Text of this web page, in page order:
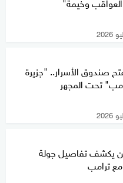
صندوق الأسرار.. "جزيرة
تحت المجهر
يكشف تفاصيل جولة
ترامب